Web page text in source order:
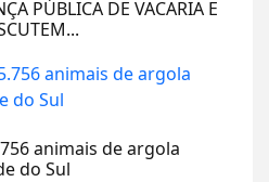
PÚBLICA DE VACARIA E
animais de argola
do Sul